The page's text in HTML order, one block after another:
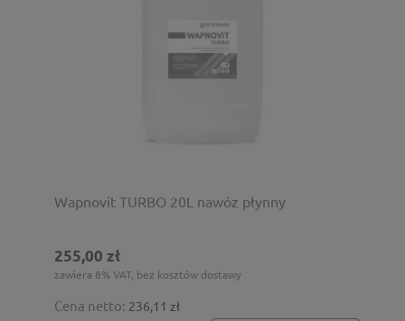
Wapnovit TURBO 20L nawóz płynny
255,00 zł
zawiera 8% VAT, bez kosztów dostawy
Cena netto: 236,11 zł